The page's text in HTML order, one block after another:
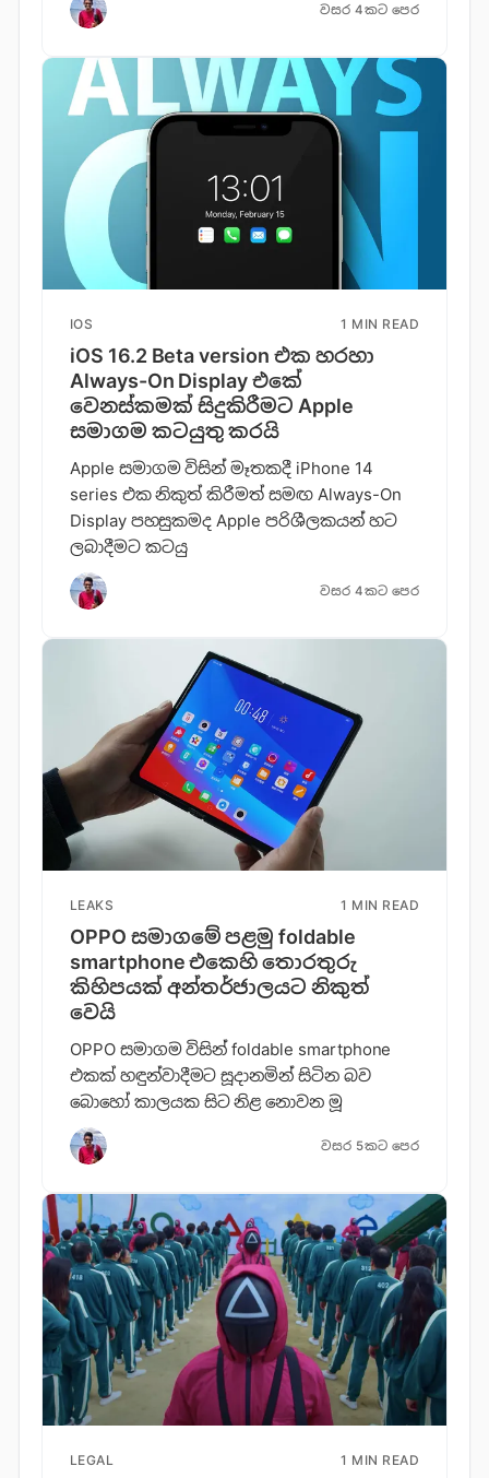
වසර 4කට පෙර
IOS 1 MIN READ
iOS 16.2 Beta version එක හරහා
Always-On Display එකේ
වෙනස්කමක් සිදුකිරීමට Apple
සමාගම කටයුතු කරයි
Apple සමාගම විසින් මෑතකදී iPhone 14
series එක නිකුත් කිරීමත් සමඟ Always-On
Display පහසුකමද Apple පරිශීලකයන් හට
ලබාදීමට කටයු
වසර 4කට පෙර
LEAKS 1 MIN READ
OPPO සමාගමේ පළමු foldable
smartphone එකෙහි තොරතුරු
කිහිපයක් අන්තර්ජාලයට නිකුත්
වෙයි
OPPO සමාගම විසින් foldable smartphone
එකක් හඳුන්වාදීමට සූදානමින් සිටින බව
බොහෝ කාලයක සිට නිළ නොවන මූ
වසර 5කට පෙර
LEGAL 1 MIN READ